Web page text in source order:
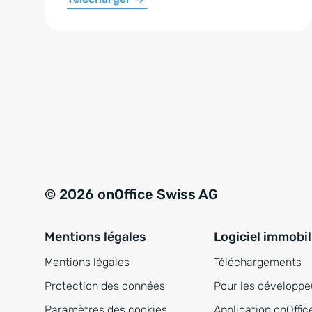
© 2026 onOffice Swiss AG
Mentions légales
Mentions légales
Protection des données
Logiciel
Téléchargements
Pour les